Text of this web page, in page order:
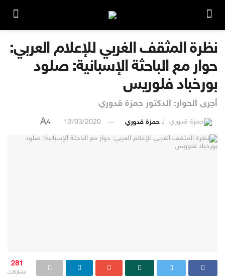
نظرة المثقف الغربي للإعلام العربي:
حوار مع الباحثة الإسبانية: صلود
بورخباد فلوريس
أجرى الحوار: الدكتور حمزة قدوري
لـ حمزة قدوري 13/03/2020
A
A
281
مشاركات